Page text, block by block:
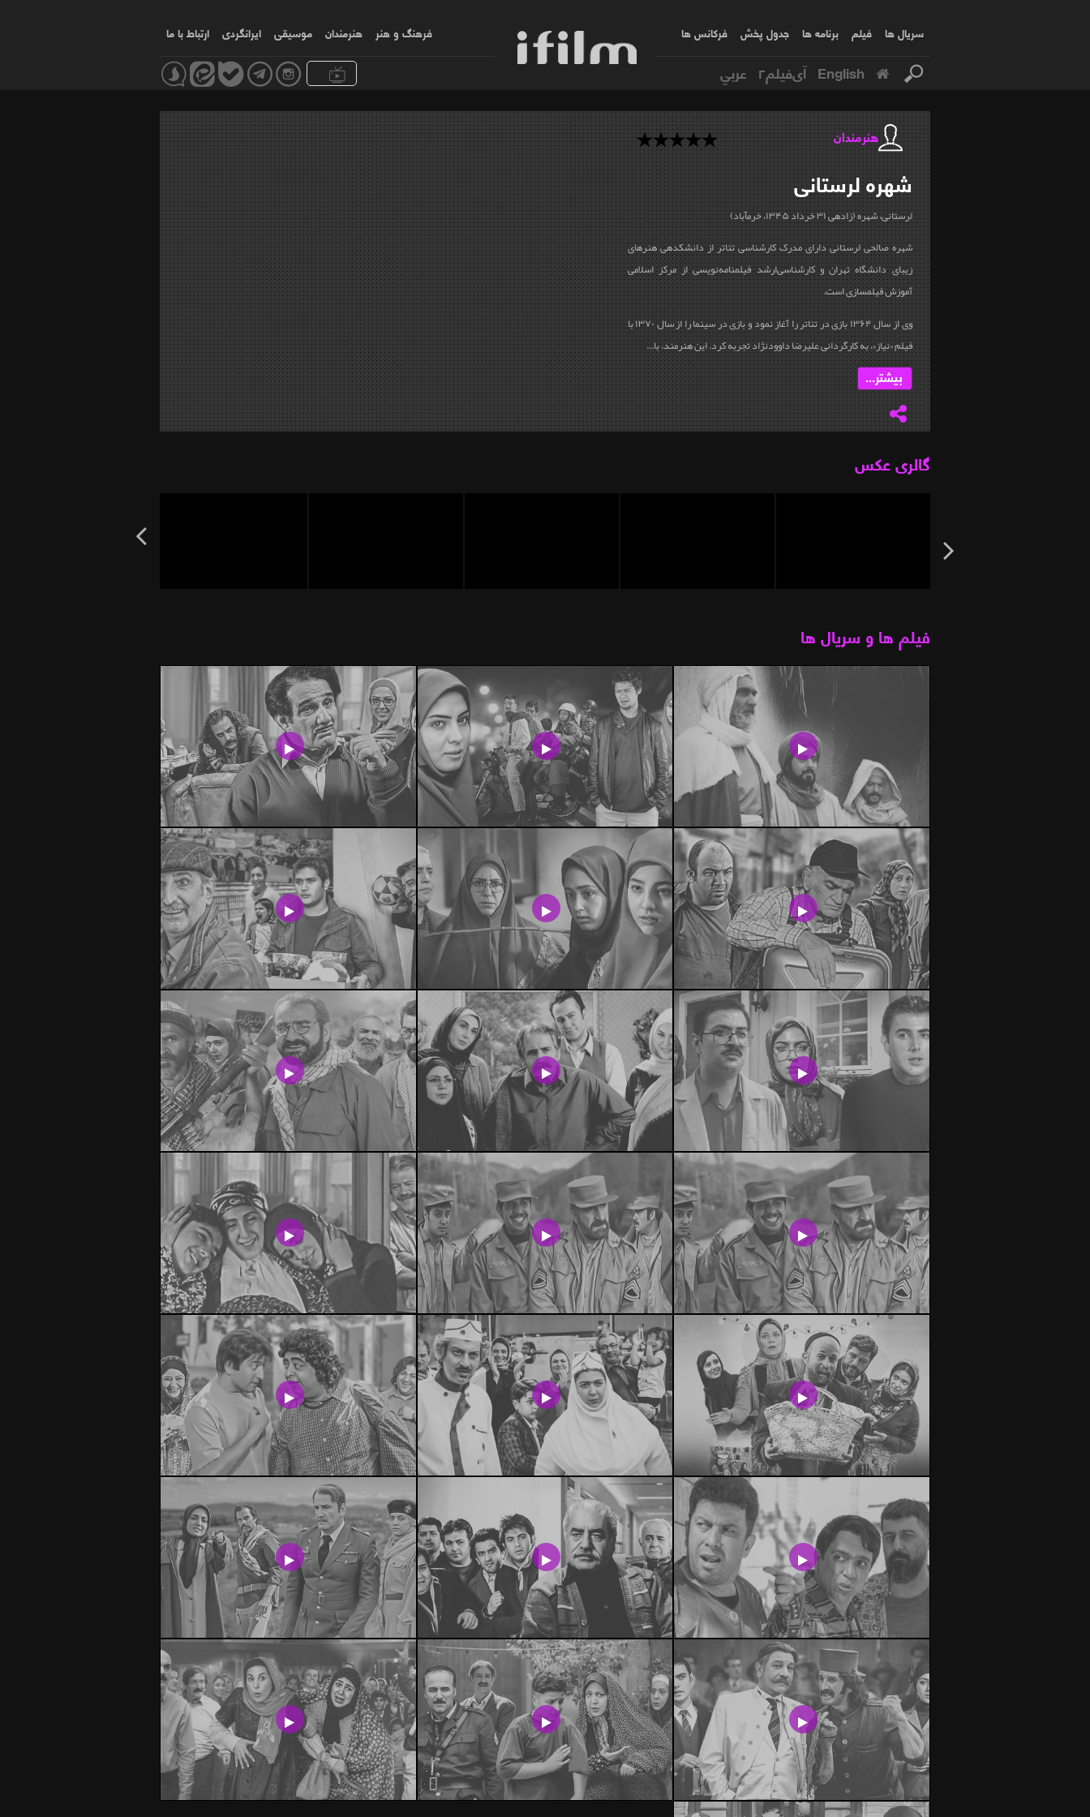
سریال ها فیلم برنامه ها جدول پخش فرکانس ها فرهنگ و هنر هنرمندان موسیقی ایرانگردی ارتباط با ما
English آی‌فیلم۲ عربي
هنرمندان
شهرهلرستانی
لرستانی، شهره (زاده‎ی ۳۱ خرداد ۱۳۴۵، خرم‎آباد)
شهره صالحی لرستانی دارای مدرک کارشناسی تئاتر از دانشکده‎ی هنرهای
زیبای دانشگاه تهران و کارشناسی‌ارشد فیلمنامه‌نویسی از مرکز اسلامی
آموزش فیلمسازی است.
وی از سال ۱۳۶۴ بازی در تئاتر را آغاز نمود و بازی در سینما را از سال ۱۳۷۰ با
فیلم «نیاز»، به کارگردانی علی‎رضا داوودنژاد تجربه کرد. این هنرمند، با...
بیشتر...
گالری عکس
فیلم ها و سریال ها